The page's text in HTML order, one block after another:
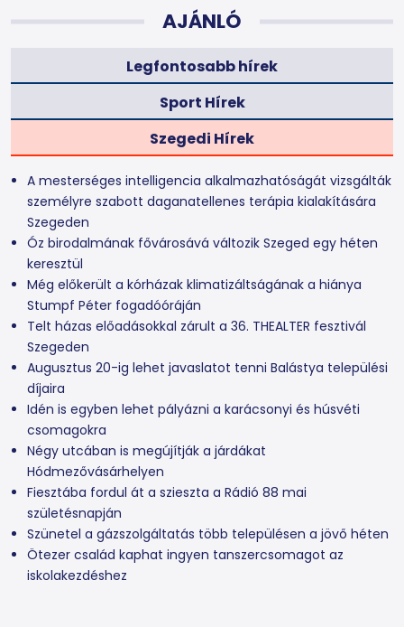
AJÁNLÓ
Legfontosabb hírek
Sport Hírek
Szegedi Hírek
A mesterséges intelligencia alkalmazhatóságát vizsgálták
személyre szabott daganatellenes terápia kialakítására
Szegeden
Óz birodalmának fővárosává változik Szeged egy héten
keresztül
Még előkerült a kórházak klimatizáltságának a hiánya
Stumpf Péter fogadóóráján
Telt házas előadásokkal zárult a 36. THEALTER fesztivál
Szegeden
Augusztus 20-ig lehet javaslatot tenni Balástya települési
díjaira
Idén is egyben lehet pályázni a karácsonyi és húsvéti
csomagokra
Négy utcában is megújítják a járdákat
Hódmezővásárhelyen
Fiesztába fordul át a szieszta a Rádió 88 mai
születésnapján
Szünetel a gázszolgáltatás több településen a jövő héten
Ötezer család kaphat ingyen tanszercsomagot az
iskolakezdéshez